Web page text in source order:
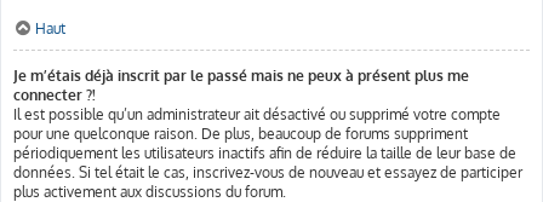
Haut
Je m’étais déjà inscrit par le passé mais ne peux à présent plus me
connecter ?!
Il est possible qu’un administrateur ait désactivé ou supprimé votre compte
pour une quelconque raison. De plus, beaucoup de forums suppriment
périodiquement les utilisateurs inactifs afin de réduire la taille de leur base de
données. Si tel était le cas, inscrivez-vous de nouveau et essayez de participer
plus activement aux discussions du forum.